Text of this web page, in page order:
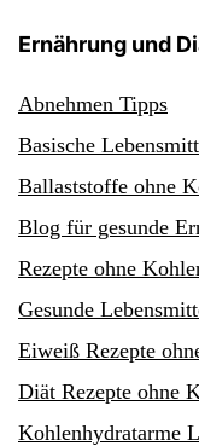
Ernährung und
Abnehmen Tipps
Basische
Ballaststoffe ohne
Blog für gesunde
Rezepte ohne
Gesunde
Eiweiß Rezepte
Diät Rezepte ohne
Kohlenhydratarme